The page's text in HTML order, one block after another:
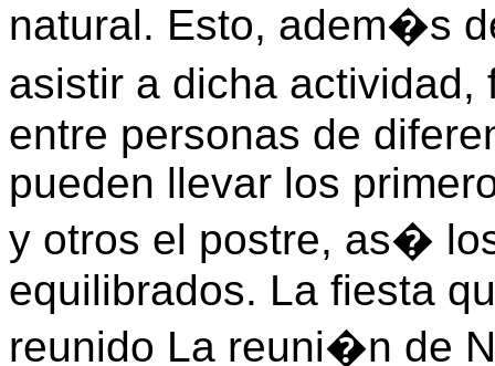
natural. Esto, adem�s
asistir a dicha
entre personas de
pueden llevar los
y otros el postre, as�
equilibrados. La fiesta
reunido La reuni�n de